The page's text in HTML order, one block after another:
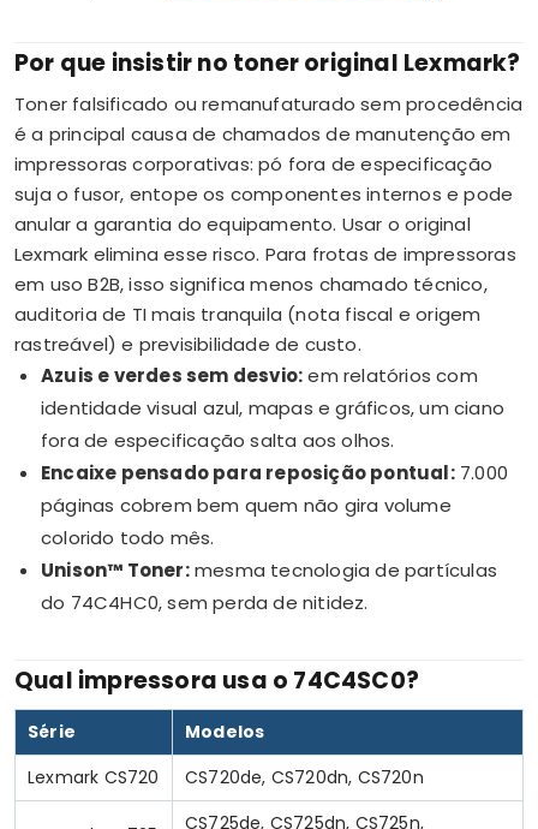
Por que insistir no toner original Lexmark?
Toner falsificado ou remanufaturado sem procedência
é a principal causa de chamados de manutenção em
impressoras corporativas: pó fora de especificação
suja o fusor, entope os componentes internos e pode
anular a garantia do equipamento. Usar o original
Lexmark elimina esse risco. Para frotas de impressoras
em uso B2B, isso significa menos chamado técnico,
auditoria de TI mais tranquila (nota fiscal e origem
rastreável) e previsibilidade de custo.
Azuis e verdes sem desvio:em relatórios com
identidade visual azul, mapas e gráficos, um ciano
fora de especificação salta aos olhos.
Encaixe pensado para reposição pontual:7.000
páginas cobrem bem quem não gira volume
colorido todo mês.
Unison™ Toner:mesma tecnologia de partículas
do 74C4HC0, sem perda de nitidez.
Qual impressora usa o 74C4SC0?
Série
Modelos
Lexmark CS720
CS720de, CS720dn, CS720n
CS725de, CS725dn, CS725n,